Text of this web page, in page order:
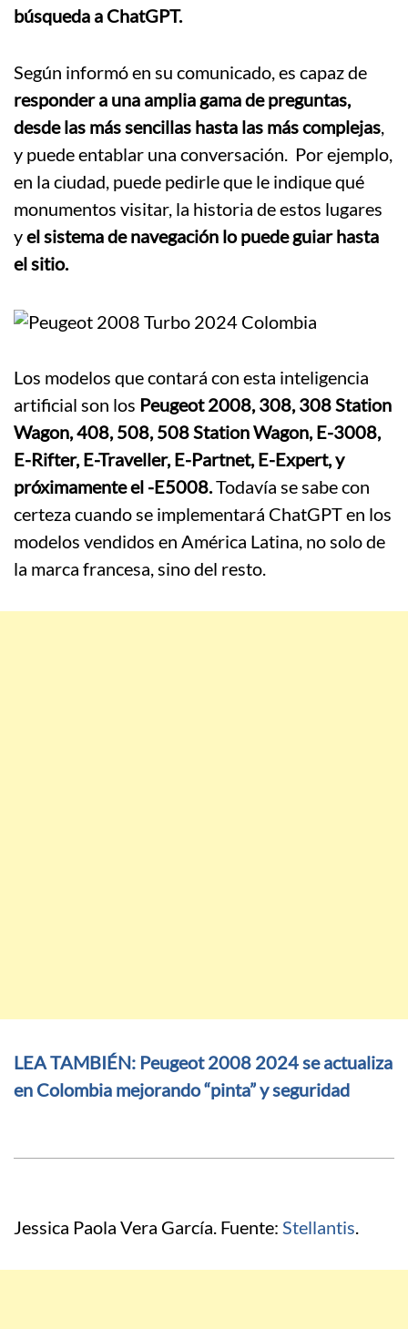
búsqueda a ChatGPT.
Según informó en su comunicado, es capaz de
responder a una amplia gama de preguntas,
desde las más sencillas hasta las más complejas
y puede entablar una conversación. Por ejemplo,
en la ciudad, puede pedirle que le indique qué
monumentos visitar, la historia de estos lugares
yel sistema de navegación lo puede guiar hasta
el sitio.
Los modelos que contará con esta inteligencia
artificial son los Peugeot 2008, 308, 308 Station
Wagon, 408, 508, 508 Station Wagon, E-3008,
E-Rifter, E-Traveller, E-Partnet, E-Expert, y
próximamente el -E5008.Todavía se sabe con
certeza cuando se implementará ChatGPT en los
modelos vendidos en América Latina, no solo de
la marca francesa, sino del resto.
LEA TAMBIÉN: Peugeot 2008 2024 se actualiza
en Colombia mejorando “pinta” y seguridad
Jessica Paola Vera García. Fuente: Stellantis.